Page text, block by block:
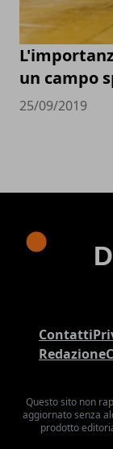
un campo
25/09/2019
Contatti
Redazione
Questo sito non
aggiornato senza
prodotto